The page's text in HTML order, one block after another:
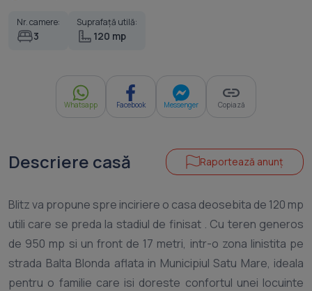
Nr. camere:
3
Suprafață utilă:
120 mp
Whatsapp Facebook Messenger Copiază
Descriere casă Raportează anunț
Blitz va propune spre inciriere o casa deosebita de 120 mp
utili care se preda la stadiul de finisat . Cu teren generos
de 950 mp si un front de 17 metri, intr-o zona linistita pe
strada Balta Blonda aflata in Municipiul Satu Mare, ideala
pentru o familie care isi doreste confortul unei locuinte